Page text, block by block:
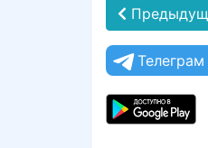
Телеграм